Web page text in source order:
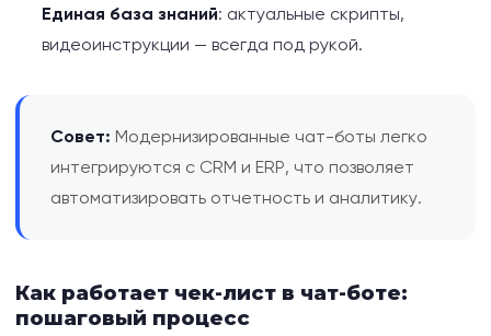
Единая база знаний: актуальные скрипты,
видеоинструкции — всегда под рукой.
Совет: Модернизированные чат-боты легко
интегрируются с CRM и ERP, что позволяет
автоматизировать отчетность и аналитику.
Как работает чек-лист в чат-боте:
пошаговый процесс